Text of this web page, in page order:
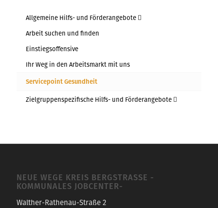
Allgemeine Hilfs- und Förderangebote
Arbeit suchen und finden
Einstiegsoffensive
Ihr Weg in den Arbeitsmarkt mit uns
Servicepoint Gesundheit
Zielgruppenspezifische Hilfs- und Förderangebote
NEUE WEGE KREIS BERGSTRASSE -K
OMMUNALES JOBCENTER-
Walther-Rathenau-Straße 2